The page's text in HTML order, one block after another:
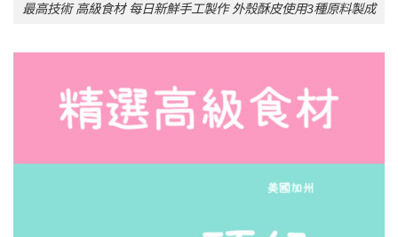
最高技術 高級食材 每日新鮮手工製作 外殼酥皮使用3種原料製成